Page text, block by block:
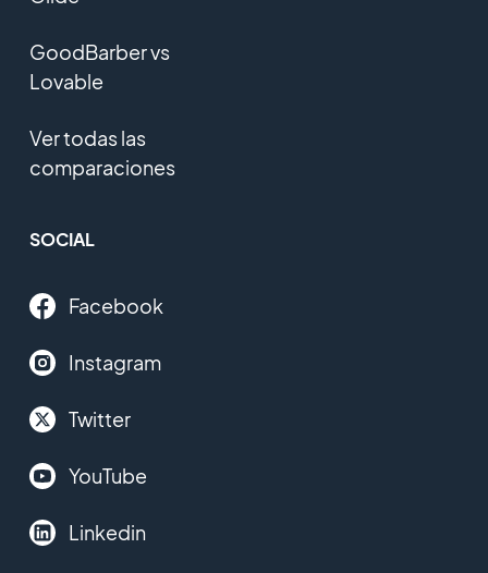
GoodBarber vs
Lovable
Ver todas las
comparaciones
SOCIAL
Facebook
Instagram
Twitter
YouTube
Linkedin